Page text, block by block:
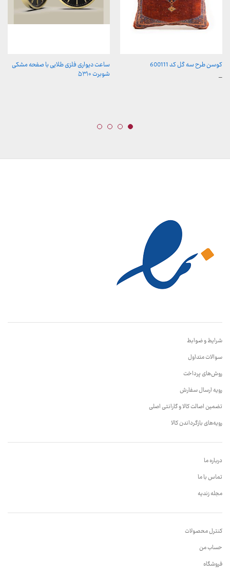
کوسن طرح سه گل کد 600111
–محدوده
ساعت دیواری فلزی طلایی با صفحه مشکی
شوبرت ۵۳۱۰
شرایط و ضوابط
سوالات متداول
روش‌های پرداخت
رویه ارسال سفارش
تضمین اصالت کالا و گارانتی اصلی
رویه‌های بازگرداندن کالا
درباره ما
تماس با ما
مجله زندیه
کنترل محصولات
حساب من
فروشگاه